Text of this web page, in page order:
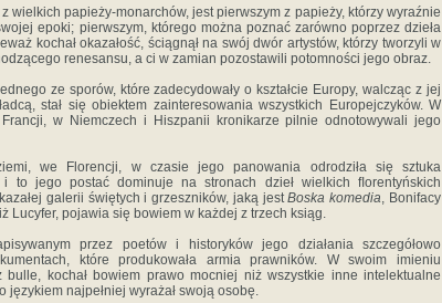
wielkich papieży-monarchów, jest pierwszym z papieży, którzy wyraźnie
epoki; pierwszym, którego można poznać zarówno poprzez dzieła
kochał okazałość, ściągnął na swój dwór artystów, którzy tworzyli w
renesansu, a ci w zamian pozostawili potomności jego obraz.
ze sporów, które zadecydowały o kształcie Europy, walcząc z jej
stał się obiektem zainteresowania wszystkich Europejczyków. W
w Niemczech i Hiszpanii kronikarze pilnie odnotowywali jego
we Florencji, w czasie jego panowania odrodziła się sztuka
i to jego postać dominuje na stronach dzieł wielkich ﬂorentyńskich
galerii świętych i grzeszników, jaką jestBoska komedia, Bonifacy
Lucyfer, pojawia się bowiem w każdej z trzech ksiąg.
przez poetów i historyków jego działania szczegółowo
które produkowała armia prawników. W swoim imieniu
bulle, kochał bowiem prawo mocniej niż wszystkie inne intelektualne
językiem najpełniej wyrażał swoją osobę.